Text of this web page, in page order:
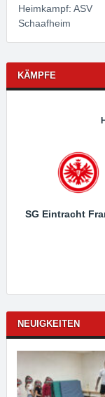
Heimkampf: ASV
Schaafheim
KÄMPFE
SG Eintracht
NEUIGKEITEN